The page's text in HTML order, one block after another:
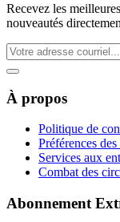
Recevez les
nouveautés
À propos
Politique de
Préférences
Services aux
Combat des
Abonnement